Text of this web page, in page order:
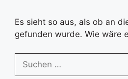
Es sieht so aus, als ob an
gefunden wurde. Wie wäre
nach: